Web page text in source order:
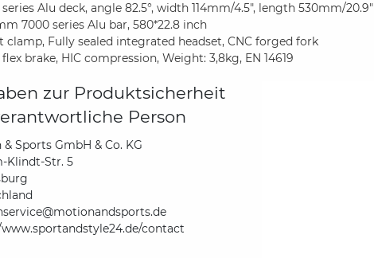
series Alu deck, angle 82.5°, width 114mm/4.5", length 530mm/20.9"
7000 series Alu bar, 580*22.8 inch
clamp, Fully sealed integrated headset, CNC forged fork
flex brake, HIC compression, Weight: 3,8kg, EN 14619
zur Produktsicherheit
Person
Sports GmbH & Co. KG
Klindt-Str. 5
contact